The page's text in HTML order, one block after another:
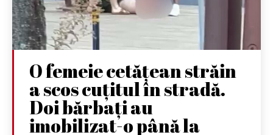
O femeie cetățean străin
a scos cuțitul în stradă.
Doi bărbați au
imobilizat-o până la